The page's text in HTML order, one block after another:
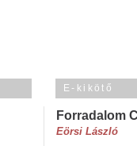
E-kikötő
Forradalom
Eörsi László